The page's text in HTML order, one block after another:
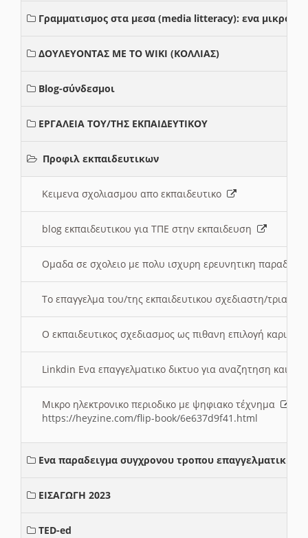
Γραμματισμος στα μεσα (media litteracy): ενα μικρο
ΔΟΥΛΕΥΟΝΤΑΣ ΜΕ ΤΟ WIKI (ΚΟΛΛΙΑΣ)
Blog-σύνδεσμοι
ΕΡΓΑΛΕΙΑ ΤΟΥ/ΤΗΣ ΕΚΠΑΙΔΕΥΤΙΚΟΥ
Προφιλ εκπαιδευτικων
Κειμενα σχολιασμου απο εκπαιδευτικο
blog εκπαιδευτικου για ΤΠΕ στην εκπαιδευση
Ομαδα σε σχολειο με πολυ ισχυρη ερευνητικη
Το επαγγελμα του/της εκπαιδευτικου σχεδιαστη/τριας
Ο εκπαιδευτικος σχεδιασμος ως πιθανη επιλογή
Linkdin Ενα επαγγελματικο δικτυο για αναζητηση και
Μικρο ηλεκτρονικο περιοδικο με ψηφιακο τέχνημα
https://heyzine.com/flip-book/6e637d9f41.html
Ενα παραδειγμα συγχρονου τροπου επαγγελματικης
ΕΙΣΑΓΩΓΗ 2023
TED-ed